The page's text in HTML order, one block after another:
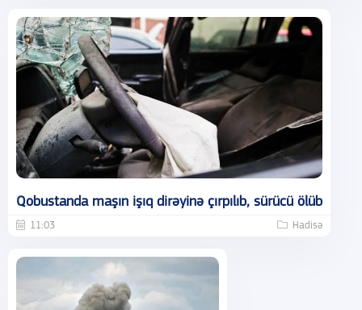
Qobustanda maşın işıq dirəyinə çırpılıb, sürücü ölüb
11:03 Hadisə